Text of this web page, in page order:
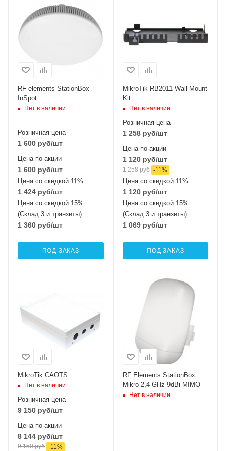
RF elements StationBox
InSpot
Нет в наличии
Розничная цена
1 600 руб/шт
Цена по акции
1 600 руб/шт
Цена со скидкой 11%
1 424 руб/шт
Цена со скидкой 15%
(Склад 3 и транзиты)
1 360 руб/шт
ПОД ЗАКАЗ
MikroTik RB2011 Wall Mount
Kit
Нет в наличии
Розничная цена
1 258руб/шт
Цена по акции
1 120руб/шт
1 258руб -11 %
Цена со скидкой 11%
1 120руб/шт
Цена со скидкой 15%
(Склад 3 и транзиты)
1 069руб/шт
ПОД ЗАКАЗ
MikroTik CAOTS
Нет в наличии
Розничная цена
9 150 руб/шт
Цена по акции
8 144 руб/шт
9 150руб -11%
RF Elements StationBox
Mikro 2,4 GHz 9dBi MIMO
Нет в наличии